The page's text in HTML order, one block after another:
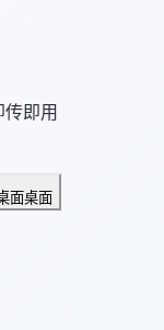
即用
面桌面